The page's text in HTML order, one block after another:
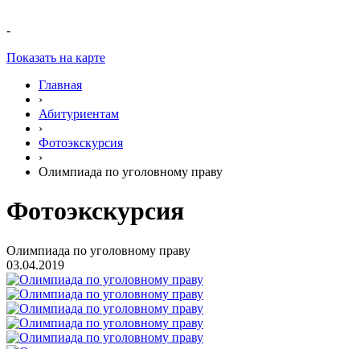
-
Показать на карте
Главная
›
Абитуриентам
›
Фотоэкскурсия
›
Олимпиада по уголовному праву
Фотоэкскурсия
Олимпиада по уголовному праву
03.04.2019